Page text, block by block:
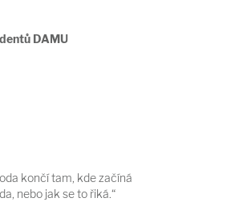
DAMU
končí tam, kde začíná
nebo jak se to řiká.“